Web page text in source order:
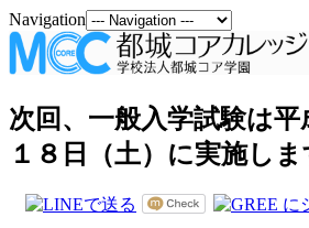
Navigation
次回、一般入学試験は平
１８日（土）に実施しま